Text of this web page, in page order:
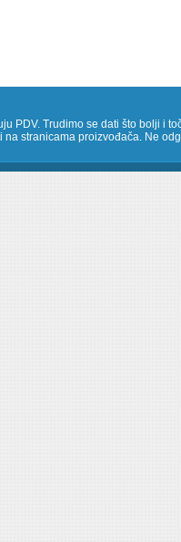
PDV. Trudimo se dati što bolji i
na stranicama proizvođača. Ne